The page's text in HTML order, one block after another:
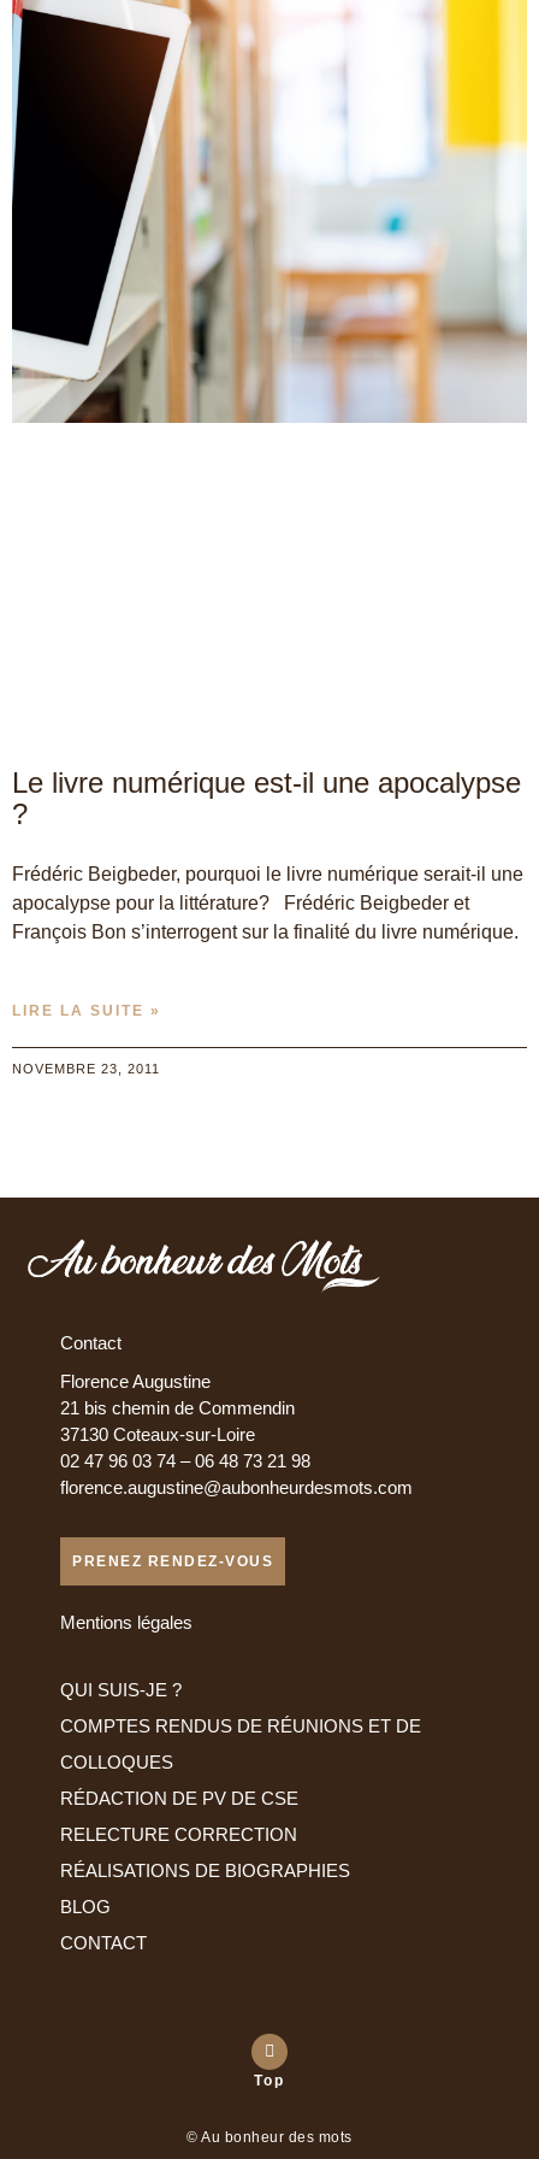
Le livre numérique est-il une apocalypse
?
Frédéric Beigbeder, pourquoi le livre numérique serait-il une
apocalypse pour la littérature? Frédéric Beigbeder et
François Bon s’interrogent sur la finalité du livre numérique.
LIRE LA SUITE »
NOVEMBRE 23, 2011
Contact
Florence Augustine
21 bis chemin de Commendin
37130 Coteaux-sur-Loire
02 47 96 03 74 – 06 48 73 21 98
florence.augustine@aubonheurdesmots.com
PRENEZ RENDEZ-VOUS
Mentions légales
QUI SUIS-JE ?
COMPTES RENDUS DE RÉUNIONS ET DE
COLLOQUES
RÉDACTION DE PV DE CSE
RELECTURE CORRECTION
RÉALISATIONS DE BIOGRAPHIES
BLOG
CONTACT
Top
© Au bonheur des mots